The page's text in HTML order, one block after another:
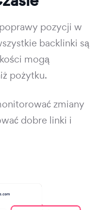
pozycji w
backlinki są
mogą
pożytku.
zmiany
dobre linki i